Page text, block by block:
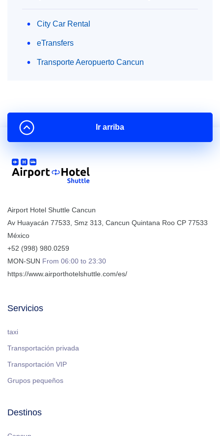
City Car Rental
eTransfers
Transporte Aeropuerto Cancun
Airport Hotel Shuttle Cancun
Av Huayacán 77533, Smz 313 Cancun Quintana Roo CP 77533
México
+52 (998) 980.0259
MON-SUN From 06:00 to 23:30
https://www.airporthotelshuttle.com/es/
Servicios
taxi
Transportación privada
Transportación VIP
Grupos pequeños
Destinos
Ir arriba